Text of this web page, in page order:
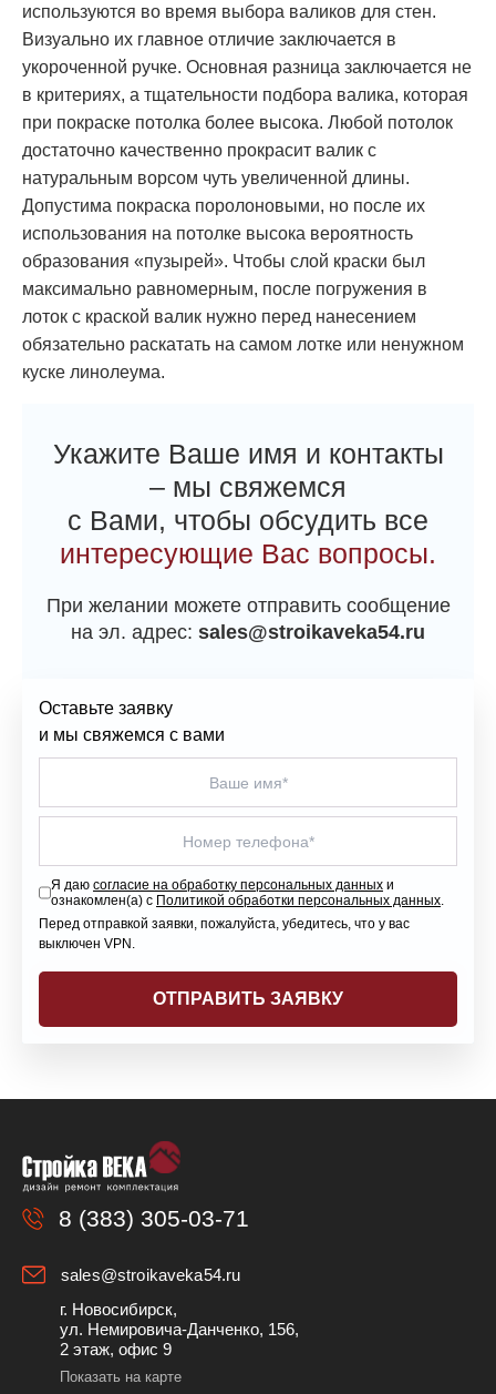
используются во время выбора валиков для стен.
Визуально их главное отличие заключается в
укороченной ручке. Основная разница заключается не
в критериях, а тщательности подбора валика, которая
при покраске потолка более высока. Любой потолок
достаточно качественно прокрасит валик с
натуральным ворсом чуть увеличенной длины.
Допустима покраска поролоновыми, но после их
использования на потолке высока вероятность
образования «пузырей». Чтобы слой краски был
максимально равномерным, после погружения в
лоток с краской валик нужно перед нанесением
обязательно раскатать на самом лотке или ненужном
куске линолеума.
Укажите Ваше имя и контакты
– мы свяжемся
с Вами, чтобы обсудить все
интересующие Вас вопросы.
При желании можете отправить сообщение
на эл. адрес: sales@stroikaveka54.ru
Оставьте заявку
и мы свяжемся с вами
Я даю согласие на обработку персональных данныхи
ознакомлен(а) с Политикой обработки персональных данных.
Перед отправкой заявки, пожалуйста, убедитесь, что у вас
выключен VPN.
8 (383) 305-03-71
sales@stroikaveka54.ru
г. Новосибирск,
ул. Немировича-Данченко, 156,
2 этаж, офис 9
Показать на карте